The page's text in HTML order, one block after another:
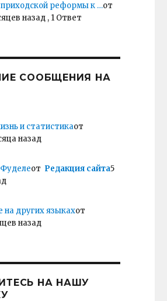
реформы к …от
назад , 1 Ответ
СООБЩЕНИЯ НА
и статистикаот
назад
Фуделеот Редакция сайта5
на других языкахот
назад
НА НАШУ